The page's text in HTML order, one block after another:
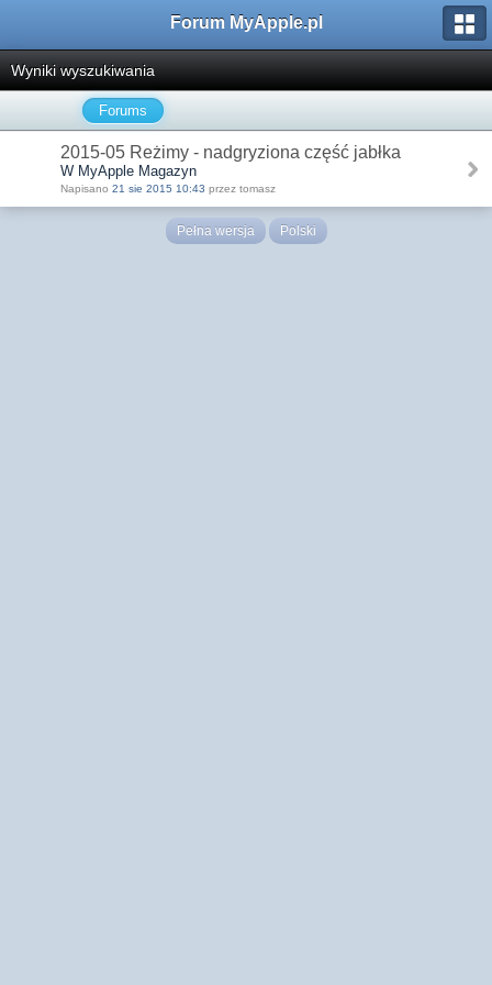
Forum MyApple.pl
Wyniki wyszukiwania
Forums
2015-05 Reżimy - nadgryziona część jabłka
W MyApple Magazyn
Napisano 21 sie 2015 10:43 przez tomasz
Pełna wersja Polski